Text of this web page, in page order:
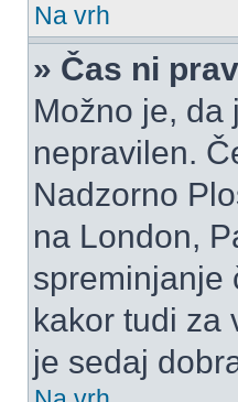
Na vrh
» Čas ni
Možno je, da
nepravilen.
Nadzorno
na London,
spreminjanje
kakor tudi za
je sedaj